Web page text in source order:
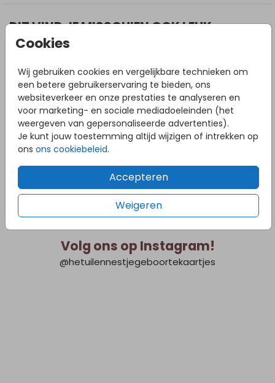
Cookies
Wij gebruiken cookies en vergelijkbare technieken om
een betere gebruikerservaring te bieden, ons
websiteverkeer en onze prestaties te analyseren en
voor marketing- en sociale mediadoeleinden (het
weergeven van gepersonaliseerde advertenties).
Je kunt jouw toestemming altijd wijzigen of intrekken op
ons ons cookiebeleid.
Accepteren
Weigeren
DIT VIND JE MISSCHIEN OOK LEUK
Geboortekaartje
Volg ons op Instagram!
@hetuilennestjegeboortekaartjes